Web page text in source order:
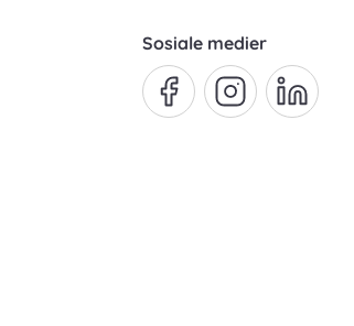
Sosiale medier